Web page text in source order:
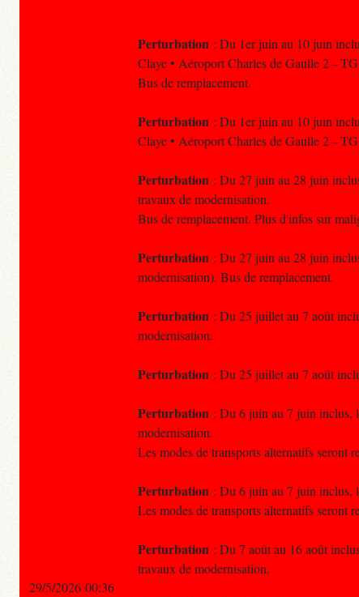
Perturbation : Du 1er juin au 10 juin
Claye • Aéroport Charles de Gaulle 2 –
Bus de remplacement.
Perturbation : Du 1er juin au 10 juin
Claye • Aéroport Charles de Gaulle 2 –
Perturbation : Du 27 juin au 28 juin
travaux de modernisation.
Bus de remplacement. Plus d'infos sur
Perturbation : Du 27 juin au 28 juin
modernisation). Bus de remplacement.
Perturbation : Du 25 juillet au 7 août
modernisation.
Perturbation : Du 25 juillet au 7 août
Perturbation : Du 6 juin au 7 juin inclus,
modernisation.
Les modes de transports alternatifs seront
Perturbation : Du 6 juin au 7 juin inclus,
Les modes de transports alternatifs seront
Perturbation : Du 7 août au 16 août
travaux de modernisation.
29/5/2026 00:36